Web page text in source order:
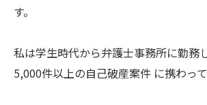
す。
私は学生時代から弁護士事務所に勤務
5,000件以上の自己破産案件 に携わって